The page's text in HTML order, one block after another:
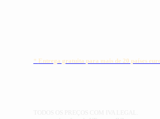
* Entrega gratuita para mais de 20 países